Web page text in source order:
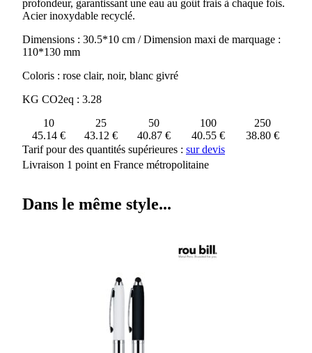
profondeur, garantissant une eau au goût frais à chaque fois.
Acier inoxydable recyclé.
Dimensions : 30.5*10 cm / Dimension maxi de marquage :
110*130 mm
Coloris : rose clair, noir, blanc givré
KG CO2eq : 3.28
10
25 50 100
250
45.14 €
43.12 € 40.87 € 40.55 €
38.80 €
Tarif pour des quantités supérieures : sur devis
Livraison 1 point en France métropolitaine
Dans le même style...